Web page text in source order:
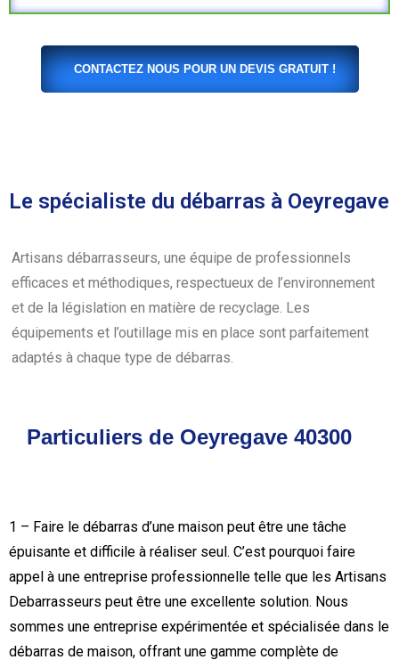
CONTACTEZ NOUS POUR UN DEVIS GRATUIT !
Le spécialiste du débarras à Oeyregave
Artisans débarrasseurs, une équipe de professionnels
efficaces et méthodiques, respectueux de l’environnement
et de la législation en matière de recyclage. Les
équipements et l’outillage mis en place sont parfaitement
adaptés à chaque type de débarras.
Particuliers de Oeyregave 40300
1 – Faire le débarras d’une maison peut être une tâche
épuisante et difficile à réaliser seul. C’est pourquoi faire
appel à une entreprise professionnelle telle que les Artisans
Debarrasseurs peut être une excellente solution. Nous
sommes une entreprise expérimentée et spécialisée dans le
débarras de maison, offrant une gamme complète de